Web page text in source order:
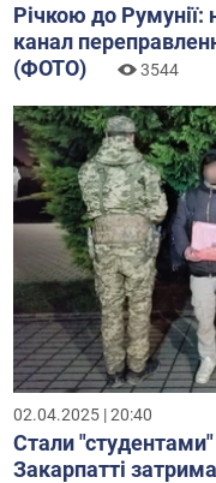
Річкою до Румунії:
канал
(ФОТО)
3544
02.04.2025 | 20:40
Стали
Закарпатті